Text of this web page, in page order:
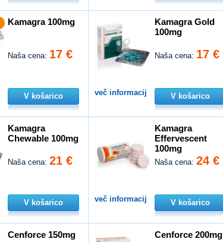
Kamagra 100mg
Naša cena: 17 €
V košarico
Kamagra Gold
100mg
Naša cena: 17 €
več informacij V košarico
Kamagra
Chewable 100mg
Naša cena:21 €
V košarico
Kamagra
Effervescent
100mg
Naša cena:24 €
več informacij V košarico
Cenforce 150mg Cenforce 200mg